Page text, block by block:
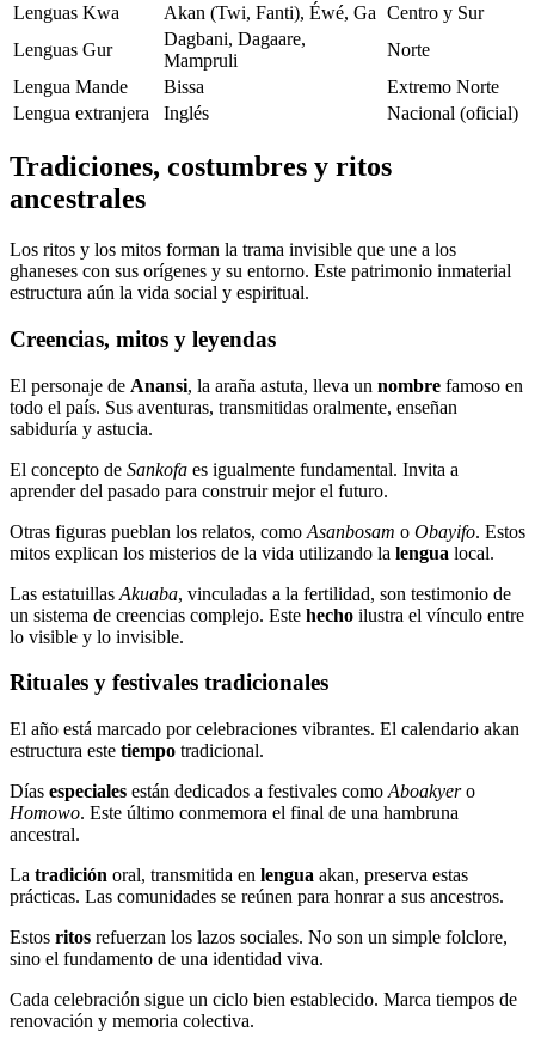
Lenguas Kwa
Akan (Twi, Fanti), Éwé, Ga Centro y Sur
Lenguas Gur
Dagbani, Dagaare,
Mampruli
Norte
Lengua Mande
Bissa
Extremo Norte
Lengua extranjera
Inglés Nacional (oficial)
Tradiciones, costumbres y ritos
ancestrales
Los ritos y los mitos forman la trama invisible que une a los
ghaneses con sus orígenes y su entorno. Este patrimonio inmaterial
estructura aún la vida social y espiritual.
Creencias, mitos y leyendas
El personaje de Anansi, la araña astuta, lleva un nombre famoso en
todo el país. Sus aventuras, transmitidas oralmente, enseñan
sabiduría y astucia.
El concepto de Sankofa es igualmente fundamental. Invita a
aprender del pasado para construir mejor el futuro.
Otras figuras pueblan los relatos, como Asanbosam o Obayifo. Estos
mitos explican los misterios de la vida utilizando la lengua local.
Las estatuillas Akuaba, vinculadas a la fertilidad, son testimonio de
un sistema de creencias complejo. Este hecho ilustra el vínculo entre
lo visible y lo invisible.
Rituales y festivales tradicionales
El año está marcado por celebraciones vibrantes. El calendario akan
estructura este tiempo tradicional.
Días especiales están dedicados a festivales como Aboakyero
Homowo. Este último conmemora el final de una hambruna
ancestral.
La tradición oral, transmitida en lengua akan, preserva estas
prácticas. Las comunidades se reúnen para honrar a sus ancestros.
Estos ritos refuerzan los lazos sociales. No son un simple folclore,
sino el fundamento de una identidad viva.
Cada celebración sigue un ciclo bien establecido. Marca tiempos de
renovación y memoria colectiva.